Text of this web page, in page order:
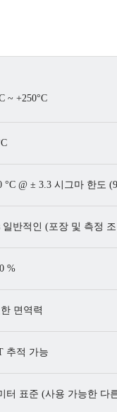
~ +250°C
°C @ ± 3.3 시그마 한도
일반적인 (포장 및 측정
%
면역력
추적 가능
터 표준 (사용 가능한 다